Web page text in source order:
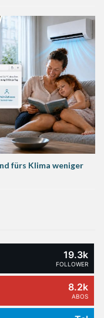
fürs Klima weniger
19.3k
FOLLOWER
8.2k
ABOS